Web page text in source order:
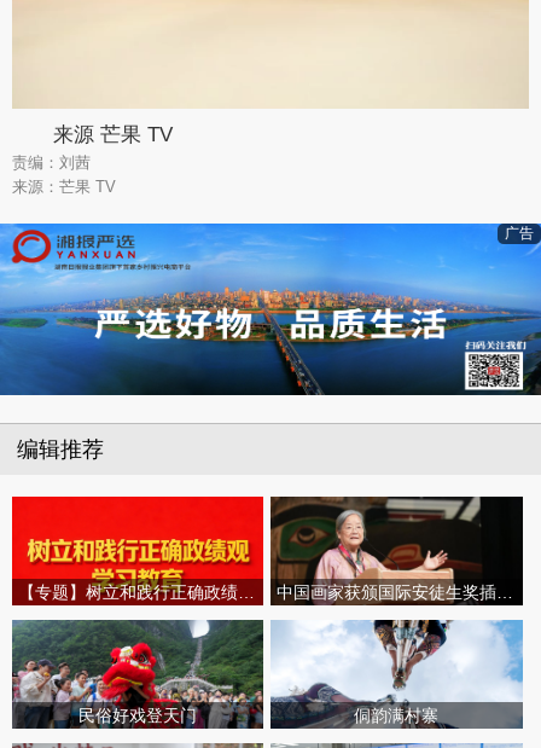
来源 芒果 TV
责编：刘茜
来源：芒果 TV
广告
编辑推荐
民俗好戏登天门 侗韵满村寨